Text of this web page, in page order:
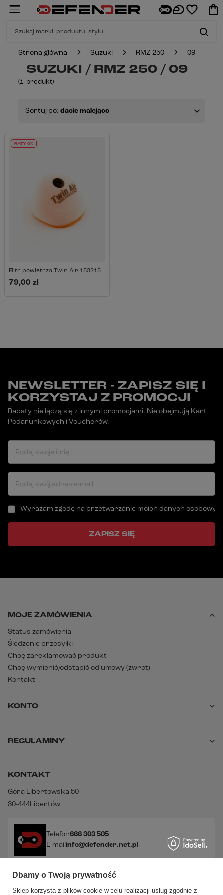
Strona główna Suzuki RMZ 250 09
SUZUKI / RMZ 250 / 09
(1 produkt)
Sortuj po: dacie malejąco
RATY 0%
Filtr powietrza Twin Air 153215
79,00 zł
NEWSLETTER - ZAPISZ SIĘ I
KORZYSTAJ Z PROMOCJI
Rabaty nie łączą się z innymi promocjami. Nie obejmują Kart
Podarunkowych i Voucherów.
Podaj swoje imię
Podaj swój adres e-mail
Wyrażam zgodę na przetwarzanie moich danych
ZAPISZ SIĘ
MOJE ZAMÓWIENIA
Status zamówienia
Śledzenie przesyłki
Chcę zareklamować produkt
Chcę wymienić/odstąpić od umowy (zwrot)
Kontakt
KONTO
REGULAMINY
KONTAKT
Góra Libertowska 50
30-444Libertów
Telefon666 303 505
E-mailinfo@defender.net.pl
Dbamy o Twoją prywatność
Sklep korzysta z plików cookie w celu realizacji usług zgodnie z